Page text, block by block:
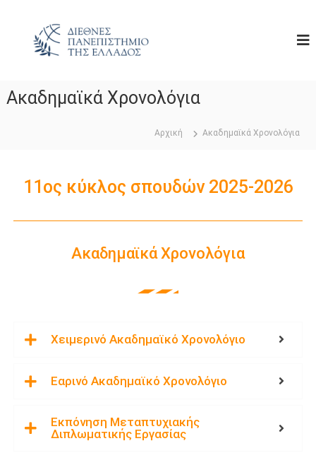
α
μ
ν
Π
φ
ρ
ή
Ακαδημαϊκά Χρονολόγια
Αρχική Ακαδημαϊκά Χρονολόγια
11ος κύκλος σπουδών 2025-2026
Ακαδημαϊκά Χρονολόγια
Χειμερινό Ακαδημαϊκό Χρονολόγιο
Εαρινό Ακαδημαϊκό Χρονολόγιο
Εκπόνηση Μεταπτυχιακής
Διπλωματικής Εργασίας